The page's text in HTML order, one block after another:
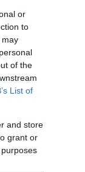
or
to
may
of the
List of
and store
grant or
a
28.
idén